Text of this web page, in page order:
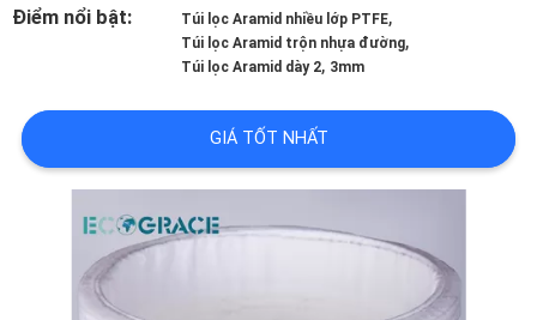
KIỂM
CHẤT
LƯỢNG
CHÚNG
Điểm nổi bật: Túi lọc Aramid nhiều lớp PTFE,
Túi lọc Aramid trộn nhựa đường,
Túi lọc Aramid dày 2, 3mm
GIÁ TỐT NHẤT